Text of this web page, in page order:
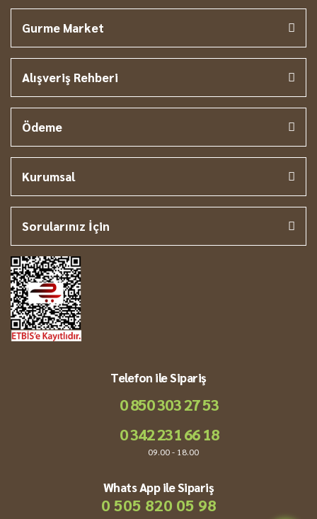
Gurme Market
Alışveriş Rehberi
Ödeme
Kurumsal
Sorularınız İçin
Telefon ile Sipariş
0 850 303 27 53
0 342 231 66 18
09.00 - 18.00
Whats App ile Sipariş
0 505 820 05 98